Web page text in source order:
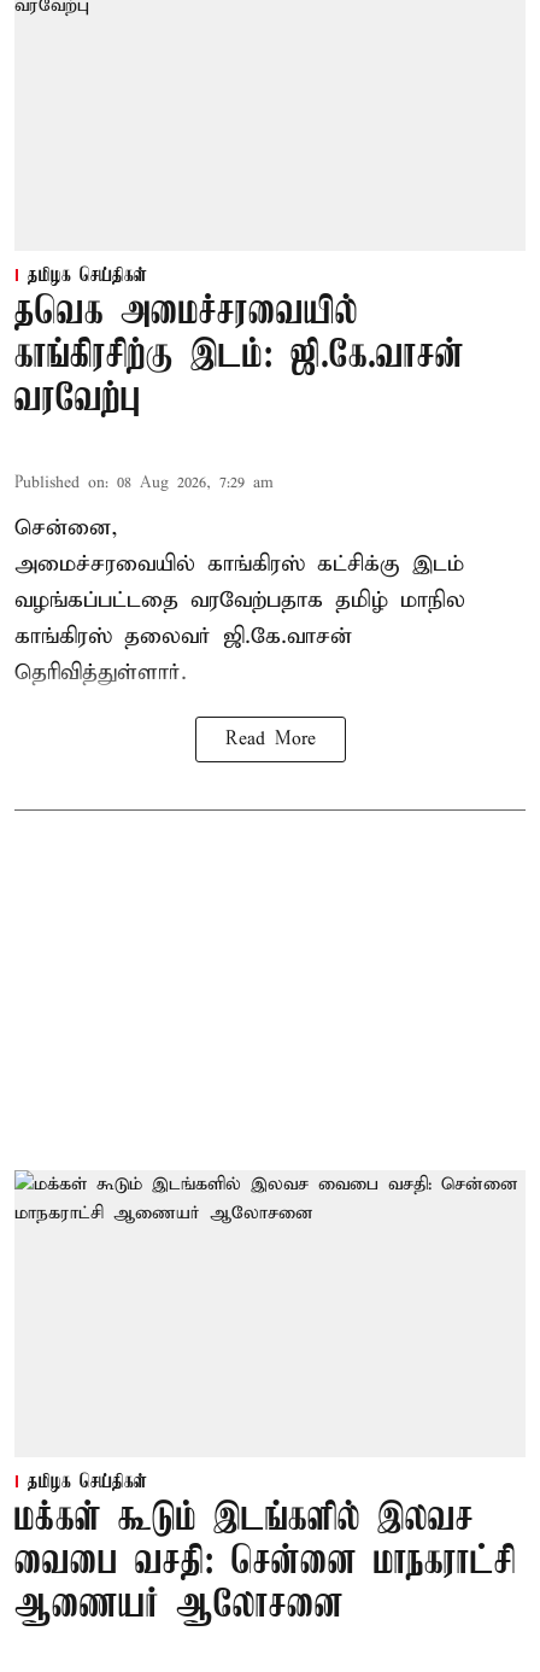
தமிழக செய்திகள்
தவெக அமைச்சரவையில்
காங்கிரசிற்கு இடம்: ஜி.கே.வாசன்
வரவேற்பு
Published on: 08 Aug 2026, 7:29 am
சென்னை,
அமைச்சரவையில் காங்கிரஸ் கட்சிக்கு இடம்
வழங்கப்பட்டதை வரவேற்பதாக தமிழ் மாநில
காங்கிரஸ் தலைவர் ஜி.கே.வாசன்
தெரிவித்துள்ளார்.
Read More
தமிழக செய்திகள்
மக்கள் கூடும் இடங்களில் இலவச
வைபை வசதி: சென்னை மாநகராட்சி
ஆணையர் ஆலோசனை